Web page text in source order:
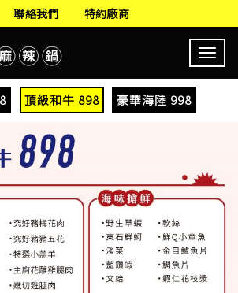
聯絡我們 特約廠商
頂級和牛 898 豪華海陸 998